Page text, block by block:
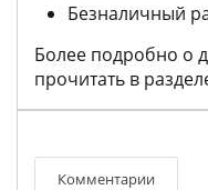
Безналичный
Более подробно о
прочитать в
Комментарии